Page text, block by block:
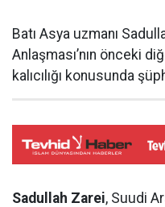
Batı Asya uzmanı
Anlaşması’nın önceki
kalıcılığı konusunda
Sadullah Zarei, Suudi